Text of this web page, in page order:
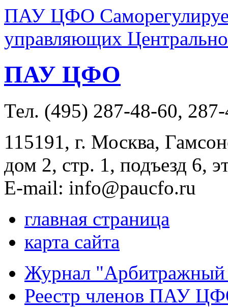
ПАУ ЦФО
управляющих
ПАУ ЦФО
Тел. (495) 287-48-60,
115191, г. Москва,
дом 2, стр. 1, подъезд 6,
E-mail: info@paucfo.ru
главная страница
карта сайта
Журнал
Реестр членов ПАУ